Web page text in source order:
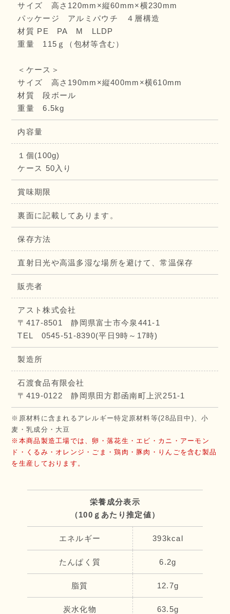
サイズ 高さ120mm×縦60mm×横230mm
パッケージ アルミパウチ ４層構造
材質 PE PA M LLDP
重量 115ｇ（包材等含む）
＜ケース＞
サイズ 高さ190mm×縦400mm×横610mm
材質 段ボール
重量 6.5kg
内容量
１個(100g)
ケース 50入り
賞味期限
裏面に記載してあります。
保存方法
直射日光や高温多湿な場所を避けて、常温保存
販売者
アスト株式会社
〒417-8501 静岡県富士市今泉441-1
TEL 0545-51-8390(平日9時～17時)
製造所
石渡食品有限会社
〒419-0122 静岡県田方郡函南町上沢251-1
※原材料に含まれるアレルギー特定原材料等(28品目中)、小
麦・乳成分・大豆
※本商品製造工場では、卵・落花生・エビ・カニ・アーモン
ド・くるみ・オレンジ・ごま・鶏肉・豚肉・りんごを含む製品
を生産しております。
栄養成分表示
（100ｇあたり推定値）
エネルギー 393kcal
たんぱく質 6.2g
脂質 12.7g
炭水化物 63.5g